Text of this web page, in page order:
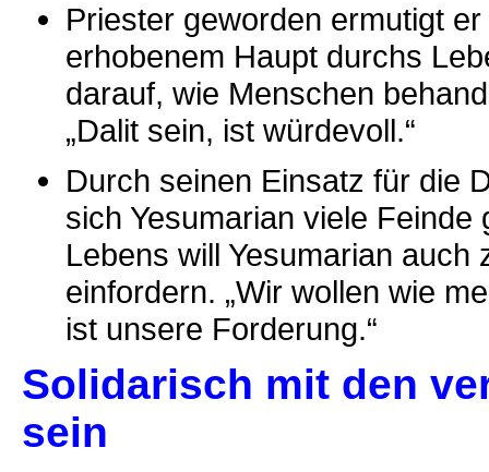
Priester geworden ermutigt
erhobenem Haupt durchs
darauf, wie Menschen
„Dalit sein, ist würdevoll.“
Durch seinen Einsatz für die
sich Yesumarian viele
Lebens will Yesumarian
einfordern. „Wir wollen wie
ist unsere Forderung.“
Solidarisch mit den
sein